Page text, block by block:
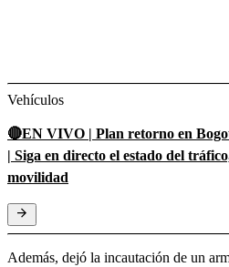
Vehículos
🔴EN VIVO | Plan retorno en
| Siga en directo el estado del
movilidad
Además, dejó la incautación de un